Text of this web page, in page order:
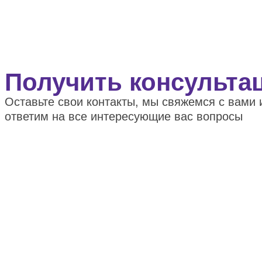
Получить
Оставьте свои контакты, мы свяжемся с вами
ответим на все интересующие вас вопросы